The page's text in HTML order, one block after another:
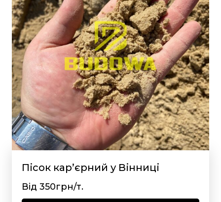
Пісок кар’єрний у Вінниці
Від 350грн/т.